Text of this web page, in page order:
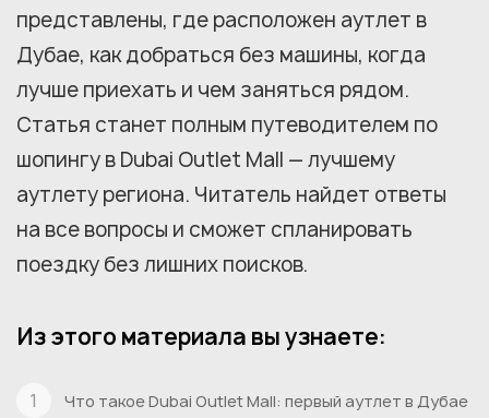
представлены, где расположен аутлет в
Дубае, как добраться без машины, когда
лучше приехать и чем заняться рядом.
Статья станет полным путеводителем по
шопингу в Dubai Outlet Mall — лучшему
аутлету региона. Читатель найдет ответы
на все вопросы и сможет спланировать
поездку без лишних поисков.
Из этого материала вы узнаете:
Что такое Dubai Outlet Mall: первый аутлет в Дубае